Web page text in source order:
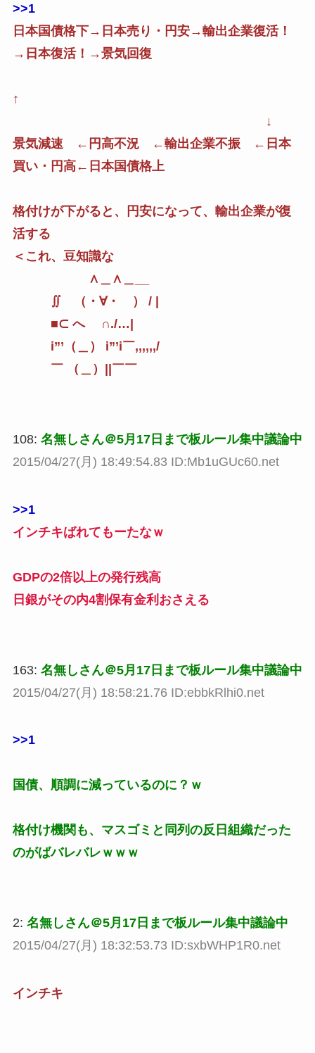
>>1
日本国債格下→日本売り・円安→輸出企業復活！
→日本復活！→景気回復
↑
↓
景気減速 ←円高不況 ←輸出企業不振 ←日本
買い・円高←日本国債格上
格付けが下がると、円安になって、輸出企業が復
活する
＜これ、豆知識な
∧＿∧＿__
∬ （・∀・ ） / |
■⊂ へ ∩./…|
i”’（＿） i”’i￣,,,,,,/
￣ （＿）||￣￣
108: 名無しさん＠5月17日まで板ルール集中議論中
2015/04/27(月) 18:49:54.83 ID:Mb1uGUc60.net
>>1
インチキばれてもーたなｗ
GDPの2倍以上の発行残高
日銀がその内4割保有金利おさえる
163: 名無しさん＠5月17日まで板ルール集中議論中
2015/04/27(月) 18:58:21.76 ID:ebbkRlhi0.net
>>1
国債、順調に減っているのに？ｗ
格付け機関も、マスゴミと同列の反日組織だった
のがばバレバレｗｗｗ
2: 名無しさん＠5月17日まで板ルール集中議論中
2015/04/27(月) 18:32:53.73 ID:sxbWHP1R0.net
インチキ